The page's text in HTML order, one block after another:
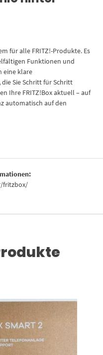
für alle FRITZ!-Produkte. Es
Funktionen und
eine klare
Sie Schritt für Schritt
Ihre FRITZ!Box aktuell – auf
automatisch auf den
fritzbox/